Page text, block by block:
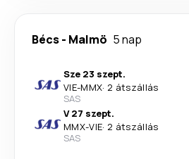
Bécs- Malmö 5 nap
Sze 23 szept.
VIE-MMX· 2 átszállás
SAS
V 27 szept.
MMX-VIE· 2 átszállás
SAS